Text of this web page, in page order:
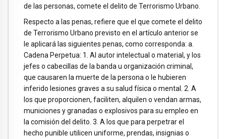
de las personas, comete el delito de Terrorismo Urbano.
Respecto a las penas, refiere que el que comete el delito
de Terrorismo Urbano previsto en el artículo anterior se
le aplicará las siguientes penas, como corresponda: a.
Cadena Perpetua: 1. Al autor intelectual o material, y los
jefes o cabecillas de la banda u organización criminal,
que causaren la muerte de la persona o le hubieren
inferido lesiones graves a su salud física o mental. 2. A
los que proporcionen, faciliten, alquilen o vendan armas,
municiones y granadas o explosivos para su empleo en
la comisión del delito. 3. A los que para perpetrar el
hecho punible utilicen uniforme, prendas, insignias o